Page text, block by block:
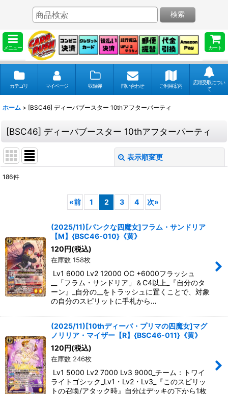
メニュー カート
検索
カテゴリ マイページ 収録弾 問い合わせ ご利用案内
店頭受取につい
て
ホーム > [BSC46] ディーバブースター 10thアフターパーティ
[BSC46] ディーバブースター 10thアフターパーティ
表示順変更
絞り込む
186件
«前 1 2 3 4 次»
(2025/11)[パンクな四魔女]フラム・サンドリア
【M】{BSC46-010}《黄》
120 円(税込)
在庫数 158枚
Lv1 6000 Lv2 12000 OC +6000フラッシュ
__「フラム・サンドリア」＆C4以上_『自分のタ
ーン』_自分の__をトラッシュに置くことで、対象
の自分のスピリットに手札から…
(2025/11)[10thディーバ・プリマの四魔女]マグ
ノリリア・マイザー【R】{BSC46-011}《黄》
120 円(税込)
在庫数 246枚
Lv1 5000 Lv2 7000 Lv3 9000_チーム：トワイ
ライトゴシック_Lv1・Lv2・Lv3_『このスピリッ
トの召喚/アタック時』自分はデッキの下から1枚